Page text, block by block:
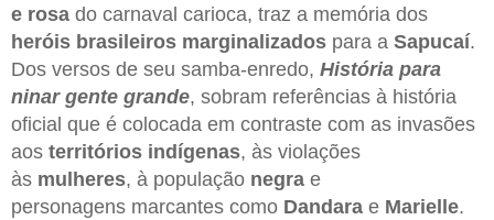
e rosa do carnaval carioca, traz a memória dos
heróis brasileiros marginalizados para a Sapucaí.
Dos versos de seu samba-enredo, História para
ninar gente grande, sobram referências à história
oficial que é colocada em contraste com as invasões
aos territórios indígenas, às violações
às mulheres, à população negra e
personagens marcantes como Dandara e Marielle.